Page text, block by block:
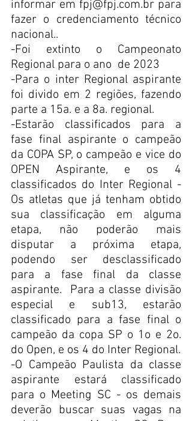
informar em fpj@fpj.com.br para
fazer o credenciamento técnico
nacional..
-Foi extinto o Campeonato
Regional para o ano  de 2023
-Para o inter Regional aspirante
foi divido em 2 regiões, fazendo
parte a 15a. e a 8a. regional.
-Estarão classificados para a
fase final aspirante o campeão
da COPA SP, o campeão e vice do
OPEN Aspirante, e os 4
classificados do Inter Regional -
Os atletas que já tenham obtido
sua classificação em alguma
etapa, não poderão mais
disputar a próxima etapa,
podendo ser desclassificado
para a fase final da classe
aspirante.  Para a classe divisão
especial e sub13, estarão
classificado para a fase final o
campeão da copa SP o 1o e 2o.
do Open, e os 4 do Inter Regional.
-O Campeão Paulista da classe
aspirante estará classificado
para o Meeting SC - os demais
deverão buscar suas vagas na